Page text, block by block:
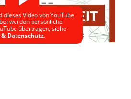
dieses Video von YouTube
werden persönliche
übertragen, siehe
Datenschutz.